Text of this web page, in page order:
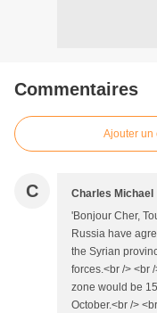
Commentaires
Ajouter un
C Charles Michael
'Bonjour Cher,
Russia have
the Syrian
forces.<br /> <br
zone would be
October.<br />